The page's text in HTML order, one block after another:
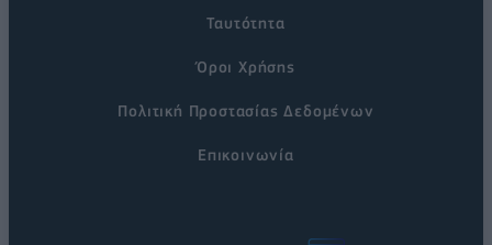
Ταυτότητα
Όροι Χρήσης
Πολιτική Προστασίας Δεδομένων
Επικοινωνία